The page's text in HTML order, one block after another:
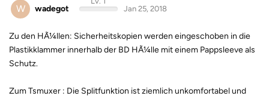
W wadegot
Jan 25, 2018
Zu den HÃ¼llen: Sicherheitskopien werden eingeschoben in die
Plastikklammer innerhalb der BD HÃ¼lle mit einem Pappsleeve als
Schutz.
Zum Tsmuxer : Die Splitfunktion ist ziemlich unkomfortabel und